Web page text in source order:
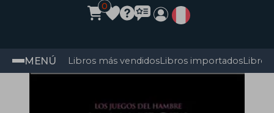
0
MENÚ Libros más vendidosLibros importadosLibros